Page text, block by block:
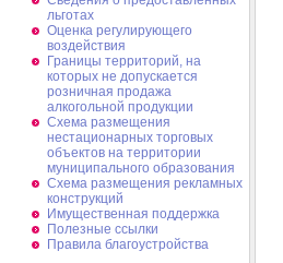
льготах
Оценка регулирующего
воздействия
Границы территорий, на
которых не допускается
розничная продажа
алкогольной продукции
Схема размещения
нестационарных торговых
объектов на территории
муниципального образования
Схема размещения рекламных
конструкций
Имущественная поддержка
Полезные ссылки
Правила благоустройства